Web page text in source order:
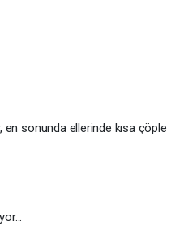
sonunda ellerinde kısa çöple